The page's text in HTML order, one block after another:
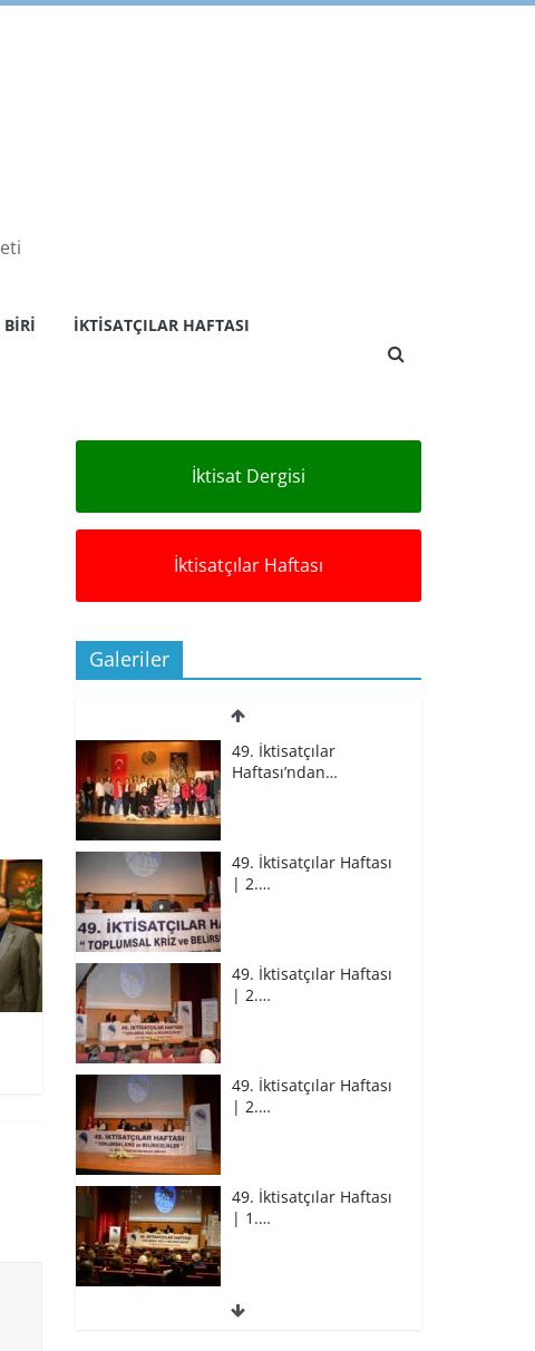
İKTISATÇILAR HAFTASI
İktisat Dergisi
İktisatçılar Haftası
Galeriler
49. İktisatçılar
Haftası’ndan…
49. İktisatçılar Haftası
| 2.…
49. İktisatçılar Haftası
| 2.…
49. İktisatçılar Haftası
| 2.…
49. İktisatçılar Haftası
| 1.…
49. İktisatçılar Haftası